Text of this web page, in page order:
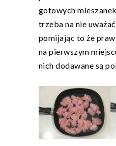
gotowych
trzeba na nie
pomijając to że
na pierwszym
nich dodawane są